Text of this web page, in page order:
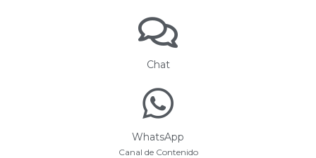
Chat
WhatsApp
Canal de Contenido